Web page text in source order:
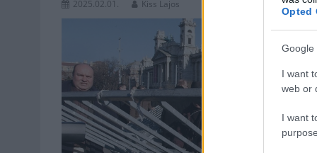
Opted
Google
I want
web or
I want
2025.02.01. Kiss Lajos